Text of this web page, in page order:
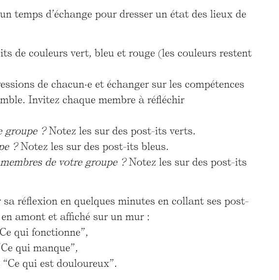
temps d’échange pour dresser un état des lieux de
de couleurs vert, bleu et rouge (les couleurs restent
de chacun·e et échanger sur les compétences
Invitez chaque membre à réfléchir
groupe ?Notez les sur des post-its verts.
?Notez les sur des post-its bleus.
de votre groupe ?Notez les sur des post-its
réflexion en quelques minutes en collant ses post-
amont et affiché sur un mur :
qui fonctionne”,
qui manque”,
qui est douloureux”.